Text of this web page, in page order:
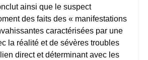
ainsi que le suspect
des faits des « manifestations
caractérisées par une
la réalité et de sévères troubles
direct et déterminant avec les